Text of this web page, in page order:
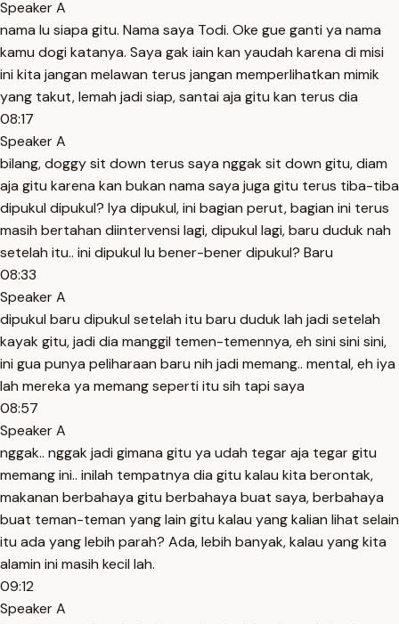
Speaker A
nama lu siapa gitu. Nama saya Todi. Oke gue ganti ya nama
kamu dogi katanya. Saya gak iain kan yaudah karena di misi
ini kita jangan melawan terus jangan memperlihatkan mimik
yang takut, lemah jadi siap, santai aja gitu kan terus dia
08:17
Speaker A
bilang, doggy sit down terus saya nggak sit down gitu, diam
aja gitu karena kan bukan nama saya juga gitu terus tiba-tiba
dipukul dipukul? Iya dipukul, ini bagian perut, bagian ini terus
masih bertahan diintervensi lagi, dipukul lagi, baru duduk nah
setelah itu.. ini dipukul lu bener-bener dipukul? Baru
08:33
Speaker A
dipukul baru dipukul setelah itu baru duduk lah jadi setelah
kayak gitu, jadi dia manggil temen-temennya, eh sini sini sini,
ini gua punya peliharaan baru nih jadi memang.. mental, eh iya
lah mereka ya memang seperti itu sih tapi saya
08:57
Speaker A
nggak.. nggak jadi gimana gitu ya udah tegar aja tegar gitu
memang ini.. inilah tempatnya dia gitu kalau kita berontak,
makanan berbahaya gitu berbahaya buat saya, berbahaya
buat teman-teman yang lain gitu kalau yang kalian lihat selain
itu ada yang lebih parah? Ada, lebih banyak, kalau yang kita
alamin ini masih kecil lah.
09:12
Speaker A